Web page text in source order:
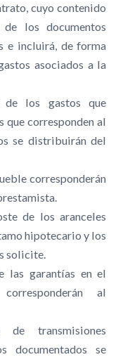
cuyo contenido
los documentos
e incluirá, de forma
asociados a la
los gastos que
que corresponden al
se distribuirán del
corresponderán
de los aranceles
hipotecario y los
solicite.
las garantías en el
al
transmisiones
documentados se